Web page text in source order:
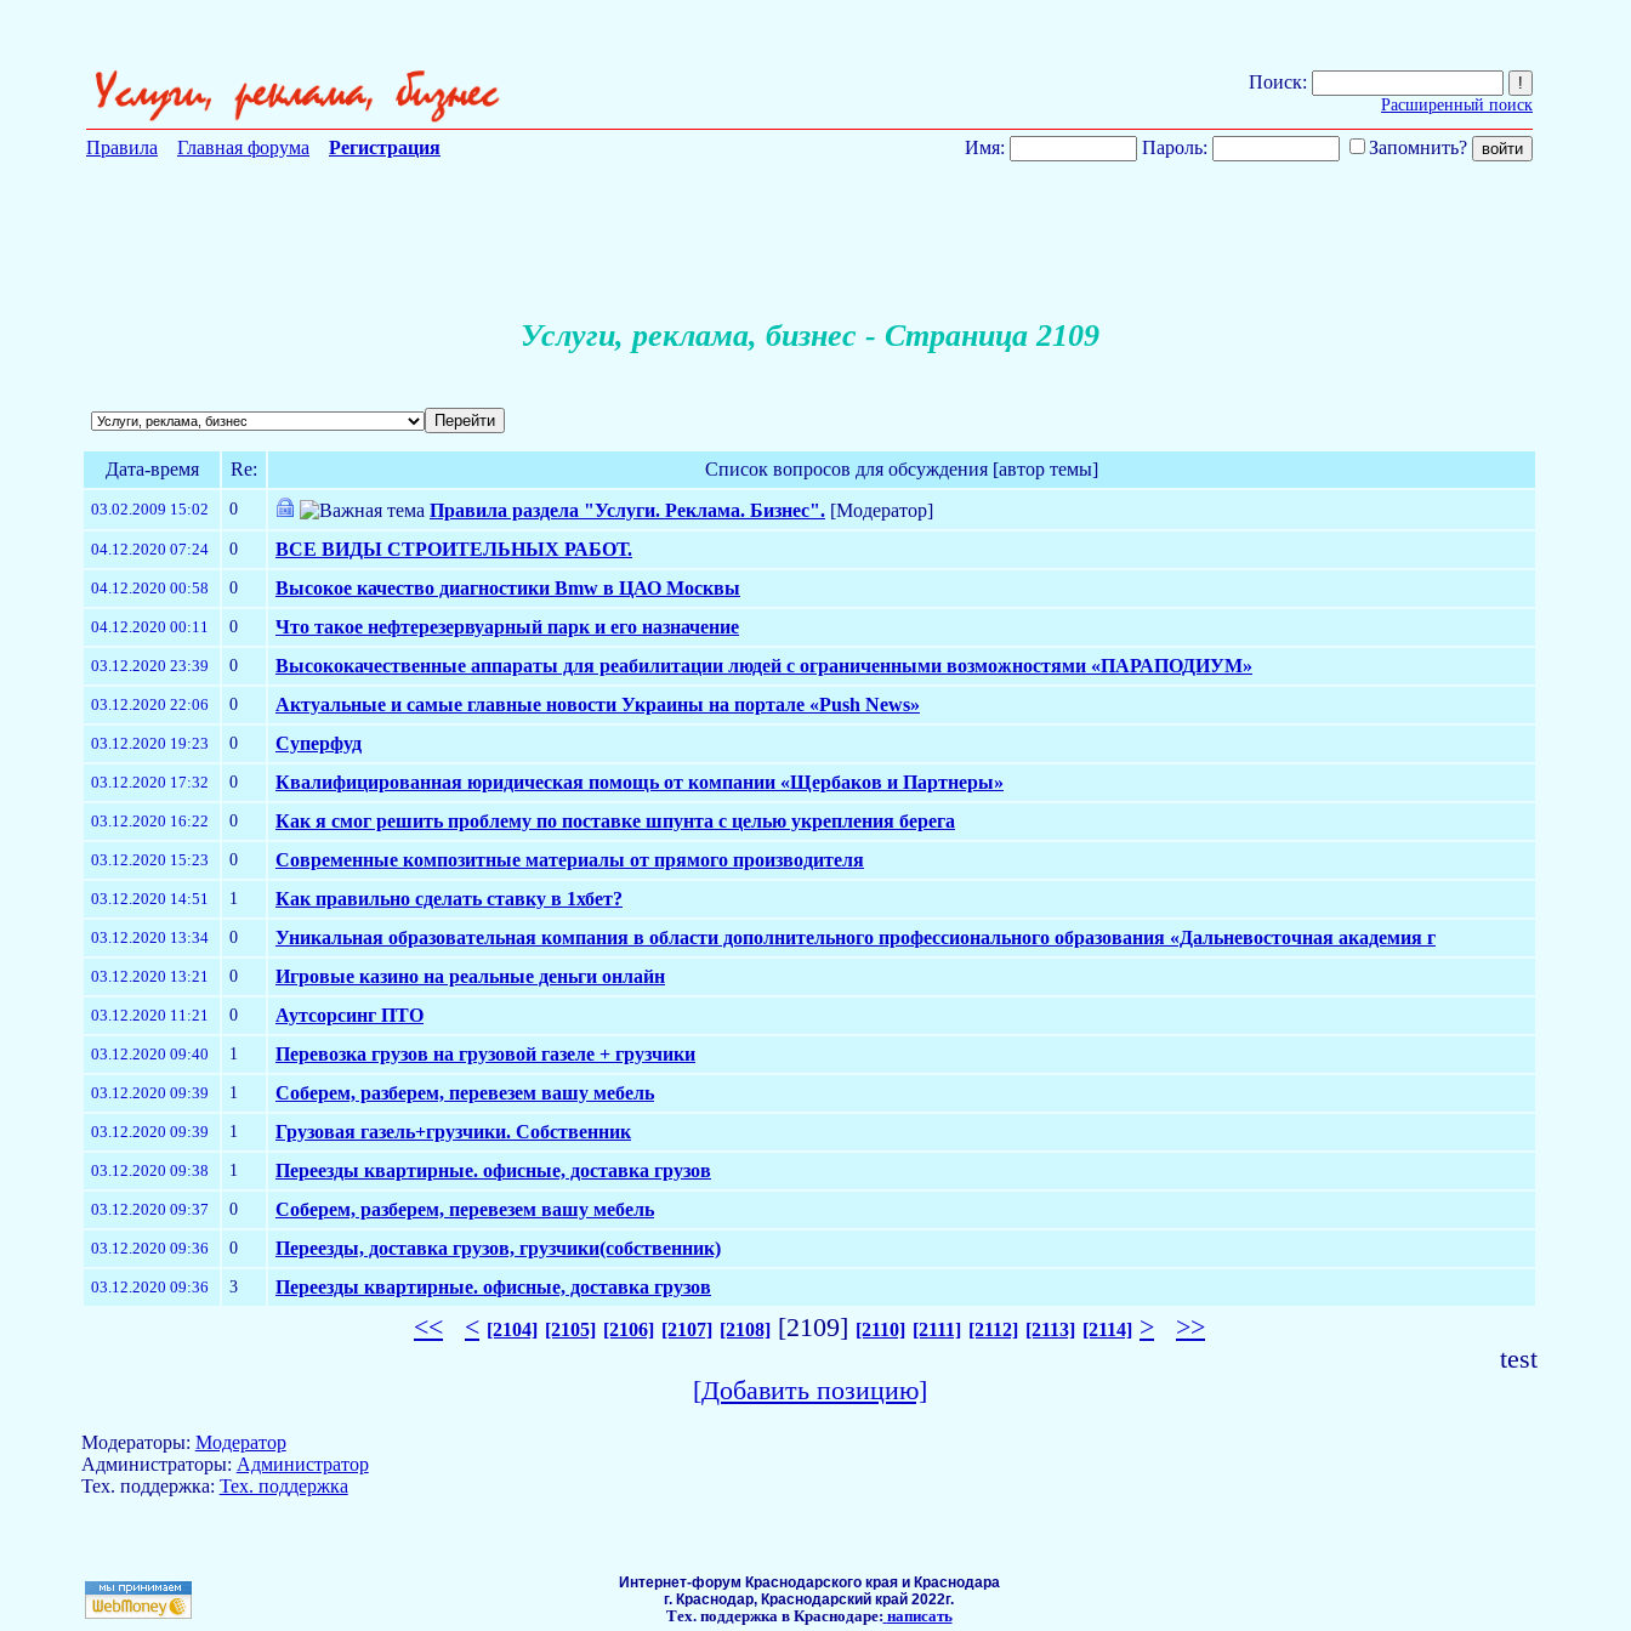
Поиск:
Расширенный поиск
Правила Главная форума Регистрация Имя: Пароль: Запомнить?
Услуги, реклама, бизнес - Страница 2109
Дата-время Re: Список вопросов для обсуждения [автор темы]
03.02.2009 15:02 0 Правила раздела "Услуги. Реклама. Бизнес". [Модератор]
04.12.2020 07:24 0 ВСЕ ВИДЫ СТРОИТЕЛЬНЫХ РАБОТ.
04.12.2020 00:58 0 Высокое качество диагностики Bmw в ЦАО Москвы
04.12.2020 00:11 0 Что такое нефтерезервуарный парк и его назначение
03.12.2020 23:39 0 Высококачественные аппараты для реабилитации людей с ограниченными возможностями «ПАРАПОДИУМ»
03.12.2020 22:06 0 Актуальные и самые главные новости Украины на портале «Push News»
03.12.2020 19:23 0 Суперфуд
03.12.2020 17:32 0 Квалифицированная юридическая помощь от компании «Щербаков и Партнеры»
03.12.2020 16:22 0 Как я смог решить проблему по поставке шпунта с целью укрепления берега
03.12.2020 15:23 0 Современные композитные материалы от прямого производителя
03.12.2020 14:51 1 Как правильно сделать ставку в 1хбет?
03.12.2020 13:34 0 Уникальная образовательная компания в области дополнительного профессионального образования «Дальневосточная академия г
03.12.2020 13:21 0 Игровые казино на реальные деньги онлайн
03.12.2020 11:21 0 Аутсорсинг ПТО
03.12.2020 09:40 1 Перевозка грузов на грузовой газеле + грузчики
03.12.2020 09:39 1 Соберем, разберем, перевезем вашу мебель
03.12.2020 09:39 1 Грузовая газель+грузчики. Собственник
03.12.2020 09:38 1 Переезды квартирные. офисные, доставка грузов
03.12.2020 09:37 0 Соберем, разберем, перевезем вашу мебель
03.12.2020 09:36 0 Переезды, доставка грузов, грузчики(собственник)
03.12.2020 09:36 3 Переезды квартирные. офисные, доставка грузов
<< < [2104] [2105] [2106] [2107] [2108] [2109] [2110] [2111] [2112] [2113] [2114] >
>>
test
[Добавить позицию]
Модераторы: Модератор
Aдминистраторы: Администратор
Тех. поддержка: Тех. поддержка
Интернет-форум Краснодарского края и Краснодара
г. Краснодар, Краснодарский край 2022г.
Тех. поддержка в Краснодаре: написать